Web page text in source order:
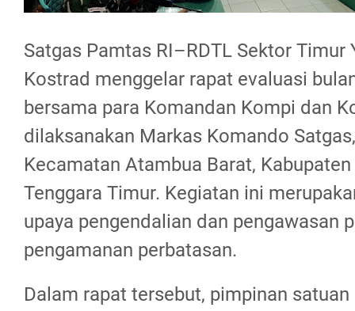
Satgas Pamtas RI–RDTL Sektor Timur
Kostrad menggelar rapat evaluasi
bersama para Komandan Kompi dan
dilaksanakan Markas Komando
Kecamatan Atambua Barat,
Tenggara Timur. Kegiatan ini
upaya pengendalian dan pengawasan
pengamanan perbatasan.
Dalam rapat tersebut, pimpinan